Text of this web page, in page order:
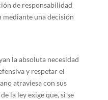
de responsabilidad
una decisión
la absoluta necesidad
y respetar el
atraviesa con sus
la ley exige que, si se